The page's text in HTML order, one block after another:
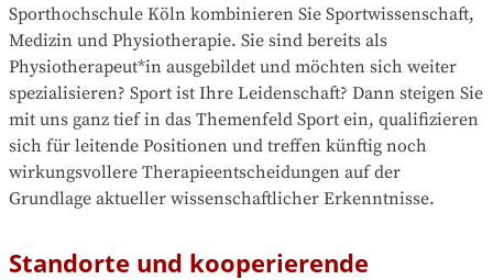
Sporthochschule Köln kombinieren Sie Sportwissenschaft,
Medizin und Physiotherapie. Sie sind bereits als
Physiotherapeut*in ausgebildet und möchten sich weiter
spezialisieren? Sport ist Ihre Leidenschaft? Dann steigen Sie
mit uns ganz tief in das Themenfeld Sport ein, qualifizieren
sich für leitende Positionen und treffen künftig noch
wirkungsvollere Therapieentscheidungen auf der
Grundlage aktueller wissenschaftlicher Erkenntnisse.
Standorte und kooperierende